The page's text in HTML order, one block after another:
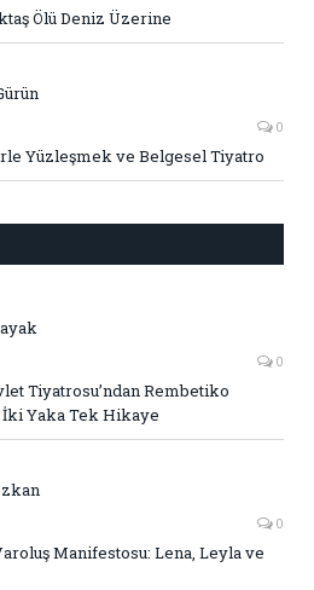
Ölü Deniz Üzerine
0
Yüzleşmek ve Belgesel Tiyatro
0
Tiyatrosu’ndan Rembetiko
Yaka Tek Hikaye
0
Manifestosu: Lena, Leyla ve